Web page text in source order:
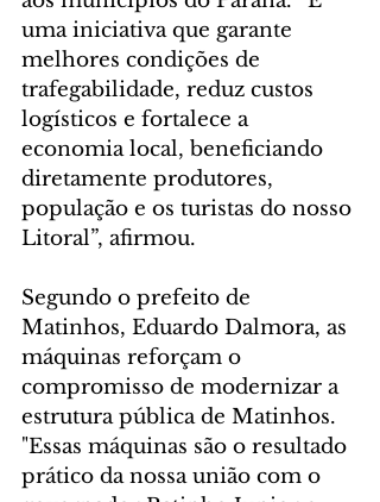
uma iniciativa que garante
melhores condições de
trafegabilidade, reduz custos
logísticos e fortalece a
economia local, beneficiando
diretamente produtores,
população e os turistas do nosso
Litoral”, afirmou.
Segundo o prefeito de
Matinhos, Eduardo Dalmora, as
máquinas reforçam o
compromisso de modernizar a
estrutura pública de Matinhos.
"Essas máquinas são o resultado
prático da nossa união com o